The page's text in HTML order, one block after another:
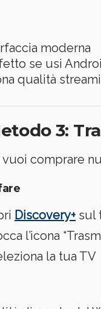
moderna
se usi
qualità
3:
vuoi comprare
Discovery+ sul
l’icona
la tua TV